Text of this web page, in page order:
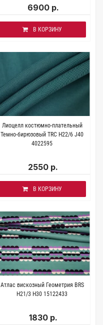
6900 р.
В КОРЗИНУ
Лиоцелл костюмно-плательный
Темно-бирюзовый TRC H22/6 J40
4022595
2550 р.
В КОРЗИНУ
Атлас вискозный Геометрия BRS
H21/3 Н30 15122433
1830 р.